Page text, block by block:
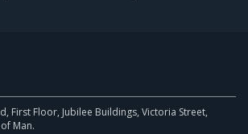
First Floor, Jubilee Buildings, Victoria Street,
Man.